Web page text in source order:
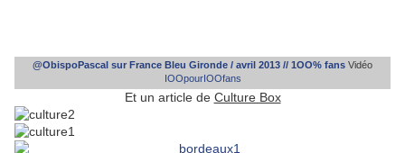
@ObispoPascal sur France Bleu Gironde / avril 2013 // 1OO% fans Vidéo
IOOpourIOOfans
Et un article de Culture Box